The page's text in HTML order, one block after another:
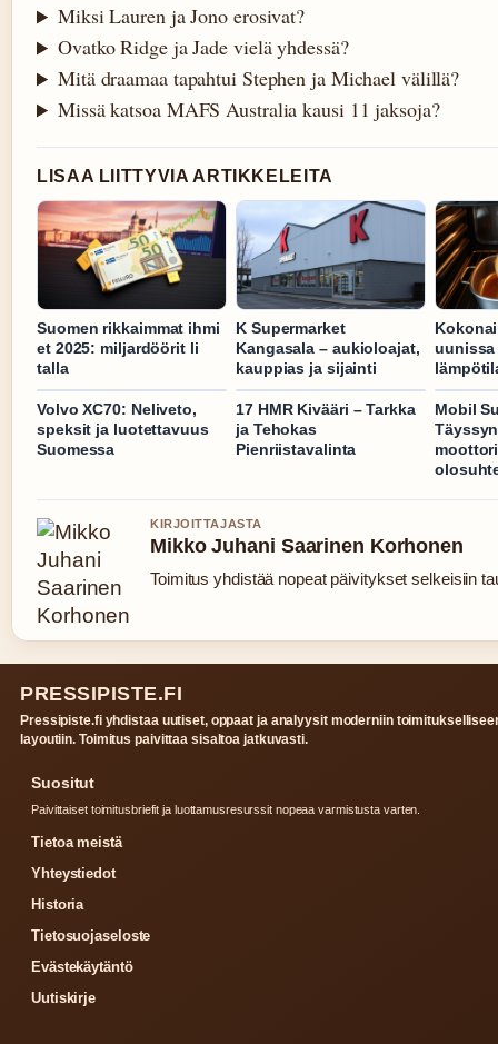
Miksi Lauren ja Jono erosivat?
Ovatko Ridge ja Jade vielä yhdessä?
Mitä draamaa tapahtui Stephen ja Michael välillä?
Missä katsoa MAFS Australia kausi 11 jaksoja?
LISAA LIITTYVIA ARTIKKELEITA
Suomen rikkaimmat ihmi
et 2025: miljardöörit li
talla
K Supermarket
Kangasala – aukioloajat,
kauppias ja sijainti
uunissa
Volvo XC70: Neliveto,
speksit ja luotettavuus
Suomessa
17 HMR Kivääri – Tarkka
ja Tehokas
Pienriistavalinta
Mobil
KIRJOITTAJASTA
Mikko Juhani Saarinen Korhonen
Toimitus yhdistää nopeat päivitykset selkeisiin
PRESSIPISTE.FI
Pressipiste.fi yhdistaa uutiset, oppaat ja analyysit moderniin
layoutiin. Toimitus paivittaa sisaltoa jatkuvasti.
Suositut
Paivittaiset toimitusbriefit ja luottamusresurssit nopeaa varmistusta varten.
Tietoa meistä
Yhteystiedot
Historia
Tietosuojaseloste
Evästekäytäntö
Uutiskirje